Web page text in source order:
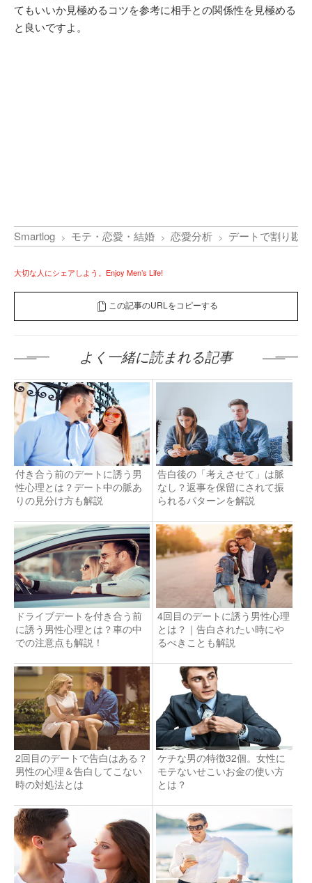
てもいいか見極めるコツを参考に相手との関係性を見極める
と良いですよ。
Smartlog モテ・恋愛・結婚 恋愛分析 デートで割り勘
大切な人にシェアしよう。Enjoy Men’s Life!
この記事のURLをコピーする
よく一緒に読まれる記事
付き合う前のデートに誘う男
性心理とは？デート中の脈あ
りの見分け方も解説
告白後の「考えさせて」は脈
なし？返事を保留にされて振
られるパターンを解説
ドライブデートを付き合う前
に誘う男性心理とは？車の中
での注意点も解説！
4回目のデートに誘う男性心理
とは？｜告白されたい時にや
るべきことも解説
2回目のデートで告白はある？
男性の心理＆告白してこない
時の対処法とは
ケチな男の特徴32個。女性に
モテないせこいお金の使い方
とは？